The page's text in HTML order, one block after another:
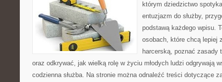
którym dziedzictwo
entuzjazm do służby,
podstawą każdego wpisu.
osobach, które chcą lepiej
harcerską, poznać zasady
oraz odkrywać, jak wielką rolę w życiu młodych ludzi odgrywają
codzienna służba. Na stronie można odnaleźć treści dotyczące